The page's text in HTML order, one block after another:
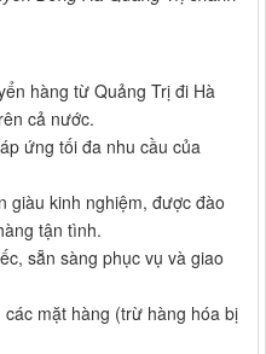
hàng từ Quảng Trị đi Hà
cả nước.
ứng tối đa nhu cầu của
giàu kinh nghiệm, được đào
tận tình.
sẵn sàng phục vụ và giao
mặt hàng (trừ hàng hóa bị